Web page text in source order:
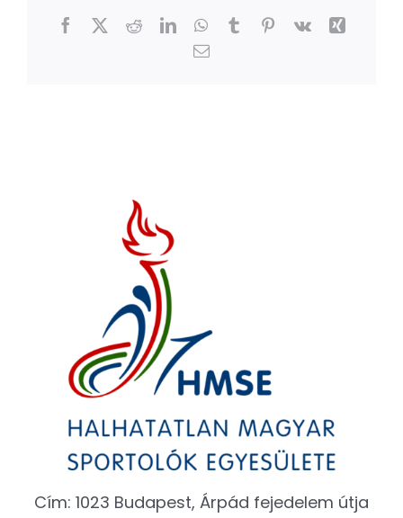
Facebook RedditLinkedInWhatsApp
TumblrPinterest
Vk
Email
Cím: 1023 Budapest, Árpád fejedelem útja